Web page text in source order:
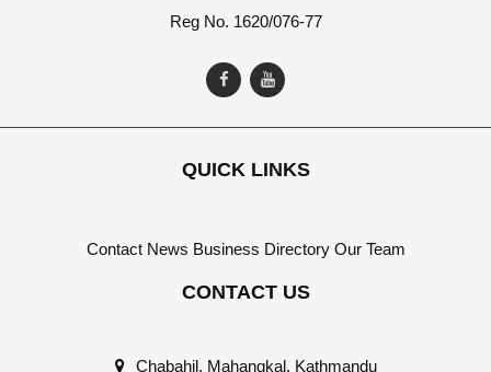
Reg No. 1620/076-77
QUICK LINKS
Contact News Business Directory Our Team
CONTACT US
Chabahil, Mahangkal, Kathmandu